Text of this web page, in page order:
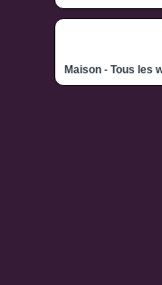
Maison - Tous les